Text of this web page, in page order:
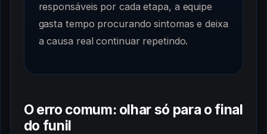
responsáveis por cada etapa, a equipe
gasta tempo procurando sintomas e deixa
a causa real continuar repetindo.
O erro comum: olhar só para o final
do funil